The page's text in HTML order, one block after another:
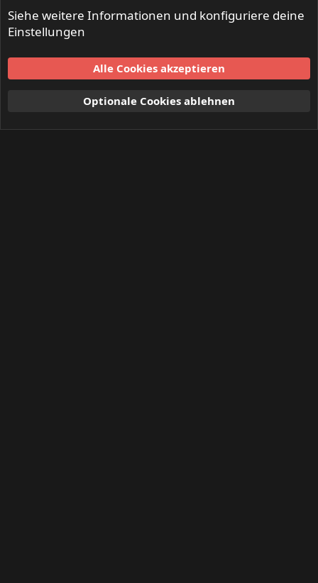
Siehe weitere Informationen und konfiguriere deine
Einstellungen
Alle Cookies akzeptieren
Optionale Cookies ablehnen